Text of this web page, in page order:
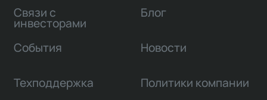
Связи с
инвесторами
Блог
События Новости
Техподдержка Политики компании